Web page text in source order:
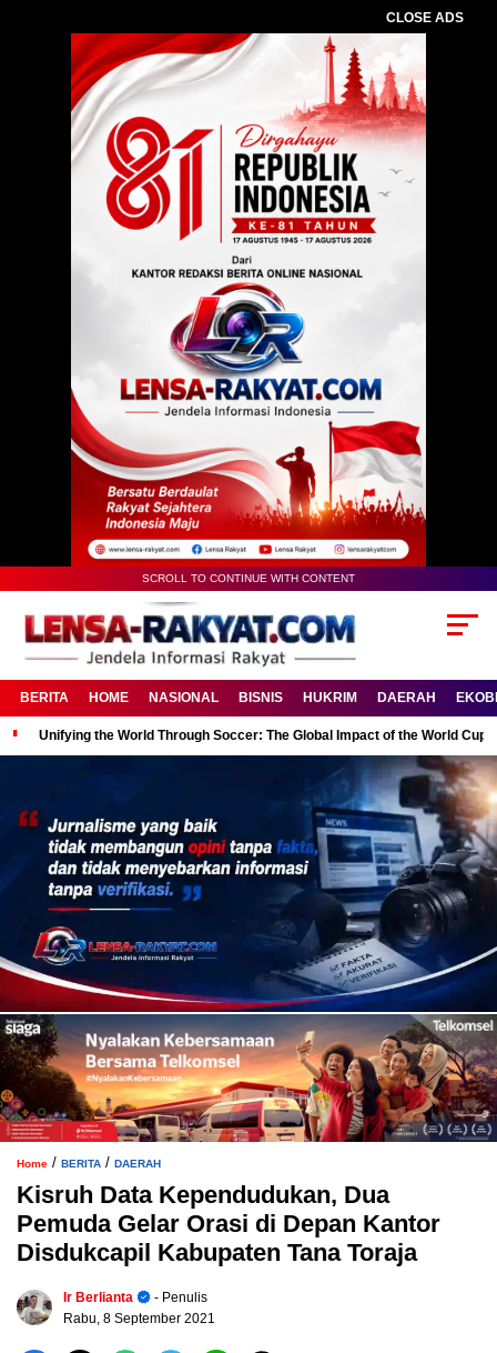
CLOSE ADS
SCROLL TO CONTINUE WITH CONTENT
BERITA HOME NASIONAL BISNIS HUKRIM DAERAH
Unifying the World Through Soccer: The Global Impact of the World Cup
Home / BERITA / DAERAH
Kisruh Data Kependudukan, Dua
Pemuda Gelar Orasi di Depan Kantor
Disdukcapil Kabupaten Tana Toraja
Ir Berlianta
- Penulis
Rabu, 8 September 2021